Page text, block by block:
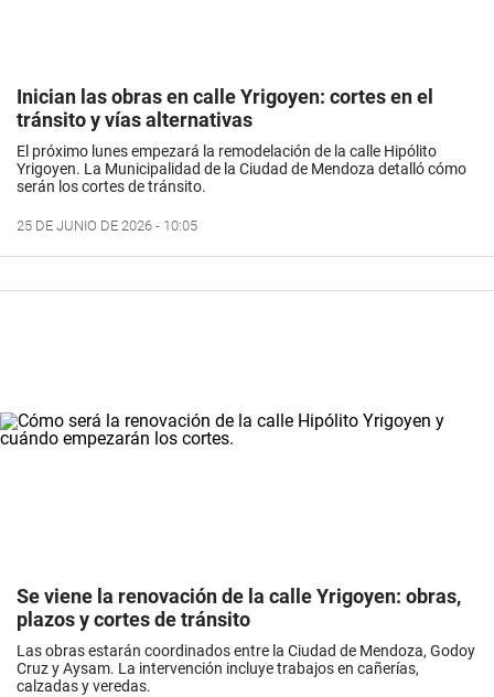
Inician las obras en calle Yrigoyen: cortes en el
tránsito y vías alternativas
El próximo lunes empezará la remodelación de la calle Hipólito
Yrigoyen. La Municipalidad de la Ciudad de Mendoza detalló cómo
serán los cortes de tránsito.
25 DE JUNIO DE 2026 - 10:05
Se viene la renovación de la calle Yrigoyen: obras,
plazos y cortes de tránsito
Las obras estarán coordinados entre la Ciudad de Mendoza, Godoy
Cruz y Aysam. La intervención incluye trabajos en cañerías,
calzadas y veredas.